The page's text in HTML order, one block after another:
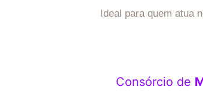
Ideal para quem atua
Consórcio de